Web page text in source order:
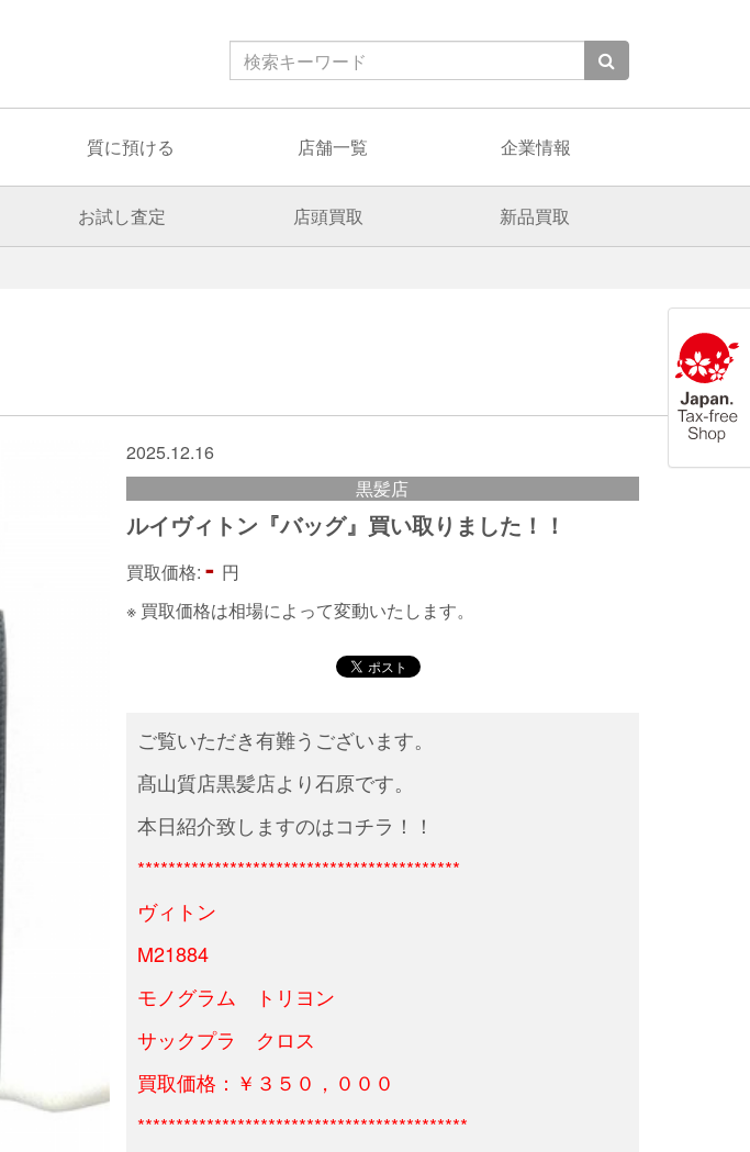
質に預ける 店舗一覧 企業情報
お試し査定 店頭買取 新品買取
2025.12.16
黒髪店
ルイヴィトン『バッグ』買い取りました！！
買取価格:- 円
※ 買取価格は相場によって変動いたします。
ご覧いただき有難うございます。
髙山質店黒髪店より石原です。
本日紹介致しますのはコチラ！！
******************************************
ヴィトン
M21884
モノグラム トリヨン
サックプラ クロス
買取価格：￥３５０，０００
*******************************************